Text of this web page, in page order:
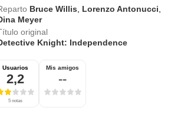
Bruce Willis Lorenzo Antonucci
Meyer
original
Knight: Independence
Usuarios
2,2
5 notas
Mis amigos
--